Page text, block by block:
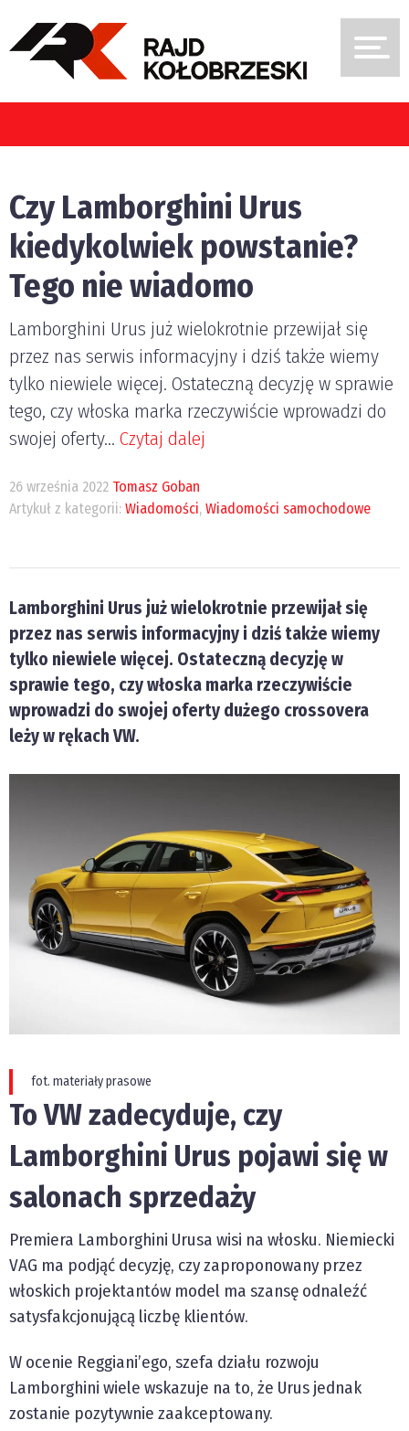
Czy Lamborghini Urus
kiedykolwiek powstanie?
Tego nie wiadomo
Lamborghini Urus już wielokrotnie przewijał się
przez nas serwis informacyjny i dziś także wiemy
tylko niewiele więcej. Ostateczną decyzję w sprawie
tego, czy włoska marka rzeczywiście wprowadzi do
swojej oferty... Czytaj dalej
26 września 2022 Tomasz Goban
Artykuł z kategorii: Wiadomości, Wiadomości samochodowe
Lamborghini Urus już wielokrotnie przewijał się
przez nas serwis informacyjny i dziś także wiemy
tylko niewiele więcej. Ostateczną decyzję w
sprawie tego, czy włoska marka rzeczywiście
wprowadzi do swojej oferty dużego crossovera
leży w rękach VW.
fot. materiały prasowe
To VW zadecyduje, czy
Lamborghini Urus pojawi się w
salonach sprzedaży
Premiera Lamborghini Urusa wisi na włosku. Niemiecki
VAG ma podjąć decyzję, czy zaproponowany przez
włoskich projektantów model ma szansę odnaleźć
satysfakcjonującą liczbę klientów.
W ocenie Reggiani’ego, szefa działu rozwoju
Lamborghini wiele wskazuje na to, że Urus jednak
zostanie pozytywnie zaakceptowany.